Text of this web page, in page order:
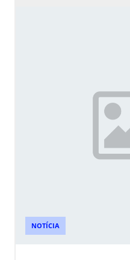
NOTÍCIA